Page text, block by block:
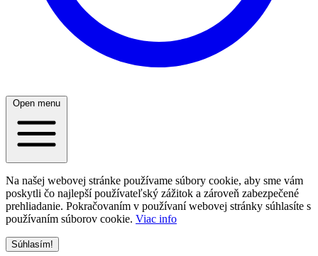
Open menu
Na našej webovej stránke používame súbory cookie, aby sme vám
poskytli čo najlepší používateľský zážitok a zároveň zabezpečené
prehliadanie. Pokračovaním v používaní webovej stránky súhlasíte s
používaním súborov cookie. Viac info
Súhlasím!